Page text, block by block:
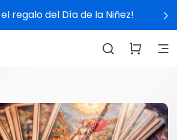
regalo del Día de la Niñez!